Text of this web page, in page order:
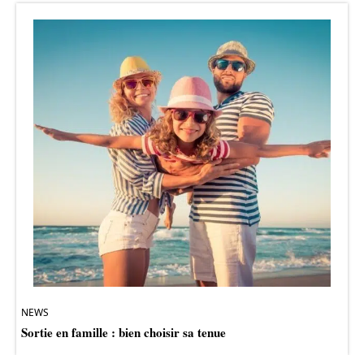
NEWS
Sortie en famille : bien choisir sa tenue